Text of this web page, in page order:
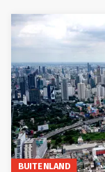
BUITENLAND